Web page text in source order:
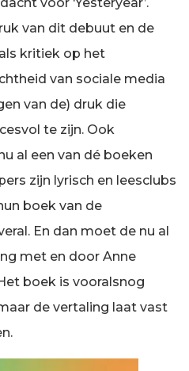
van dit debuut en de
kritiek op het
van sociale media
van de) druk die
te zijn. Ook
al een van dé boeken
zijn lyrisch en leesclubs
boek van de
En dan moet de nu al
met en door Anne
boek is vooralsnog
de vertaling laat vast